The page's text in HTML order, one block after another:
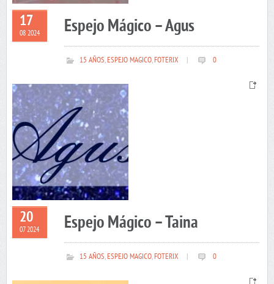
17
08 2024 Espejo Mágico – Agus
15 AÑOS,ESPEJO MAGICO,FOTERIX 0
20
07 2024 Espejo Mágico – Taina
15 AÑOS,ESPEJO MAGICO,FOTERIX 0